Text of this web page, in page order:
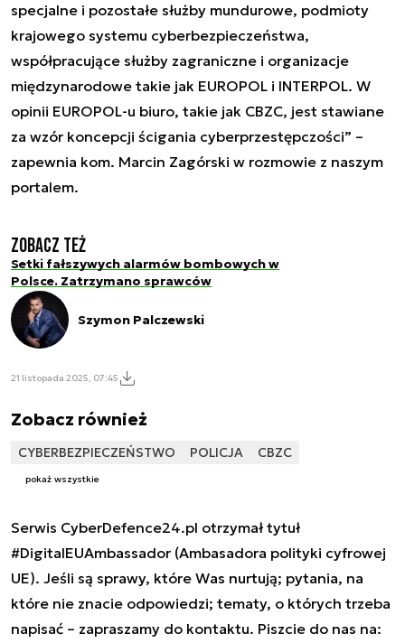
specjalne i pozostałe służby mundurowe, podmioty
krajowego systemu cyberbezpieczeństwa,
współpracujące służby zagraniczne i organizacje
międzynarodowe takie jak EUROPOL i INTERPOL. W
opinii EUROPOL-u biuro, takie jak CBZC, jest stawiane
za wzór koncepcji ścigania cyberprzestępczości” –
zapewnia kom. Marcin Zagórski w rozmowie z naszym
portalem.
Zobacz też
Setki fałszywych alarmów bombowych w
Polsce. Zatrzymano sprawców
Szymon Palczewski
21 listopada 2025, 07:45
Zobacz również
CYBERBEZPIECZEŃSTWO POLICJA CBZC
pokaż wszystkie
Serwis CyberDefence24.pl otrzymał tytuł
#DigitalEUAmbassador (Ambasadora polityki cyfrowej
UE). Jeśli są sprawy, które Was nurtują; pytania, na
które nie znacie odpowiedzi; tematy, o których trzeba
napisać – zapraszamy do kontaktu. Piszcie do nas na: